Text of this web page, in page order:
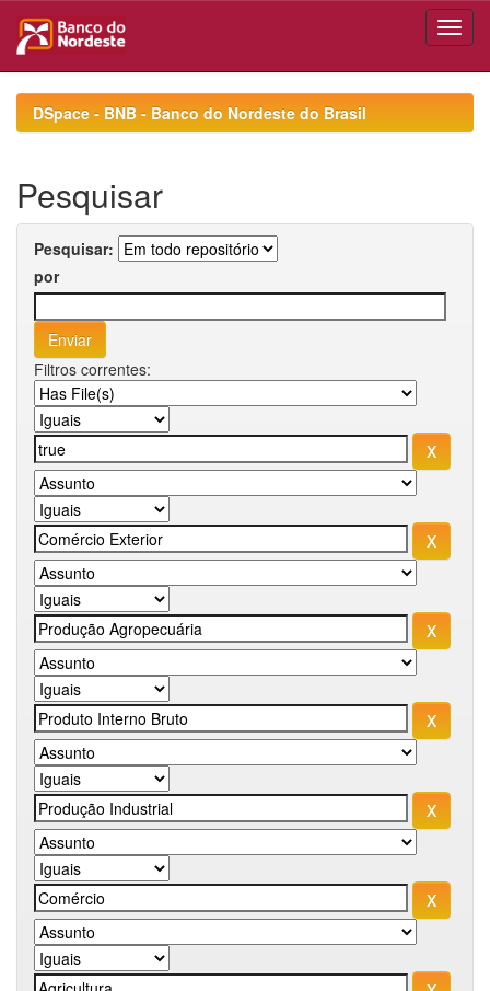
navigationDSpace - BNB - Banco do Nordeste do Brasil
Pesquisar
Pesquisar:
por
Filtros correntes: